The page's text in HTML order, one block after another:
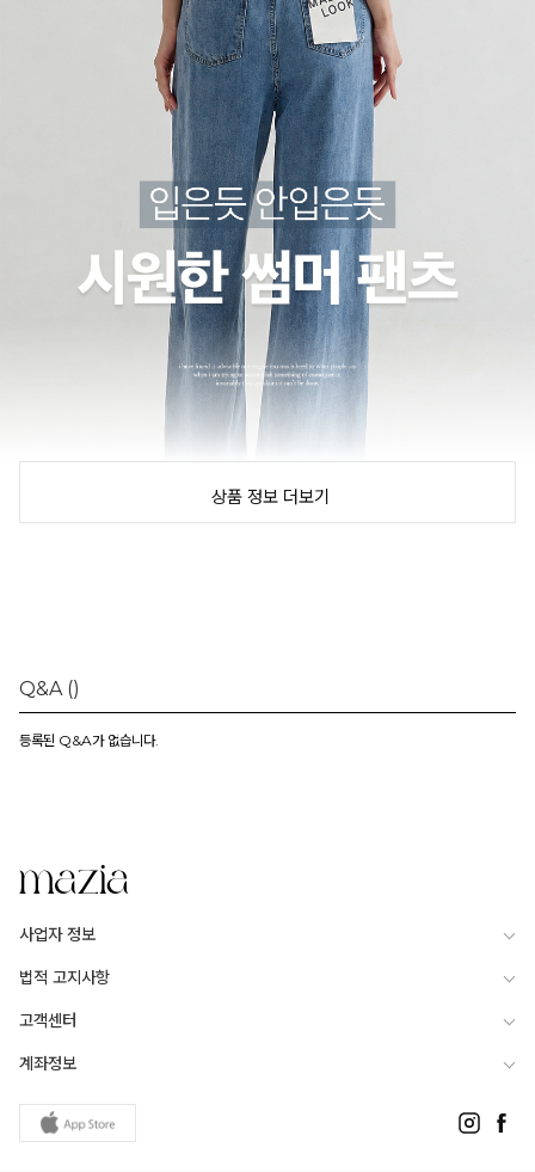
상품 정보 더보기
Q&A ()
등록된 Q&A가 없습니다.
사업자 정보
법적 고지사항
고객센터
계좌정보